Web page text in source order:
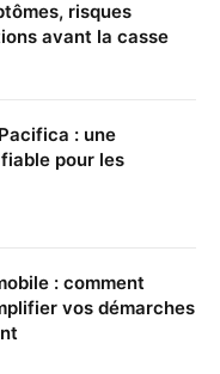
risques
avant la casse
: une
pour les
: comment
vos démarches